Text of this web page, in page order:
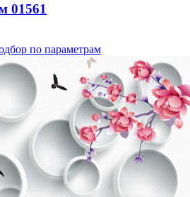
01561
по параметрам